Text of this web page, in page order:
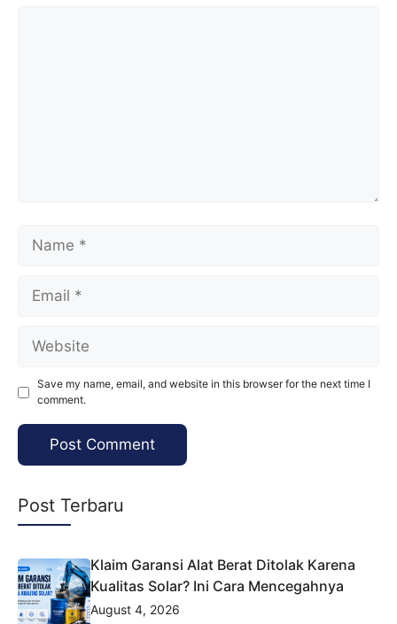
Save my name, email, and website in this browser for the next time I
comment.
Post Terbaru
Klaim Garansi Alat Berat Ditolak Karena
Kualitas Solar? Ini Cara Mencegahnya
August 4, 2026